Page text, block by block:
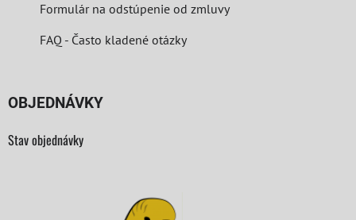
Formulár na odstúpenie od zmluvy
FAQ - Často kladené otázky
OBJEDNÁVKY
Stav objednávky